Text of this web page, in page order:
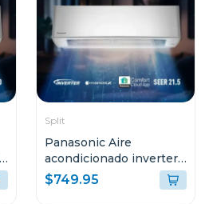
Split
Panasonic Aire
acondicionado inverter
serie s de 20400btu
cscus18
$749.95